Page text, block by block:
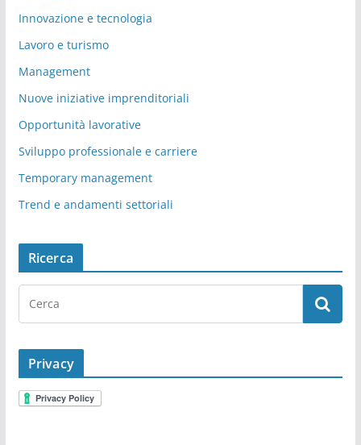
Innovazione e tecnologia
Lavoro e turismo
Management
Nuove iniziative imprenditoriali
Opportunità lavorative
Sviluppo professionale e carriere
Temporary management
Trend e andamenti settoriali
Ricerca
Privacy